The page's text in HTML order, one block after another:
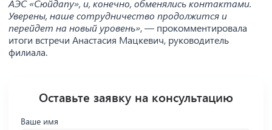
АЭС «Сюйдапу», и, конечно, обменялись контактами.
Уверены, наше сотрудничество продолжится и
перейдет на новый уровень», — прокомментировала
итоги встречи Анастасия Мацкевич, руководитель
филиала.
Оставьте заявку на консультацию
Ваше имя